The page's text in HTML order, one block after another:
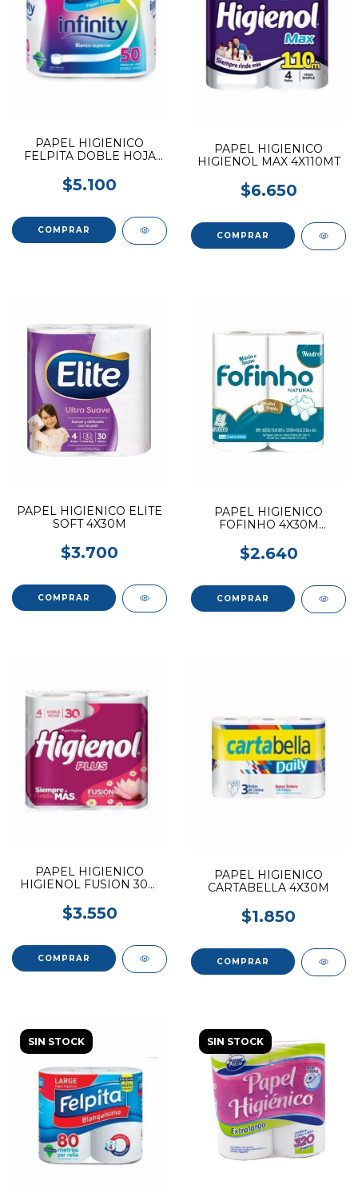
PAPEL HIGIENICO
FELPITA DOBLE HOJA
$5.100
PAPEL HIGIENICO
HIGIENOL MAX 4X110MT
$6.650
PAPEL HIGIENICO ELITE
SOFT 4X30M
$3.700
PAPEL HIGIENICO
FOFINHO 4X30M
$2.640
PAPEL HIGIENICO
HIGIENOL FUSION 30M
$3.550
PAPEL HIGIENICO
CARTABELLA 4X30M
$1.850
SIN STOCK SIN STOCK